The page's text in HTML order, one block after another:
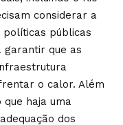
considerar a
públicas
garantir que as
o calor. Além
que haja uma
dos